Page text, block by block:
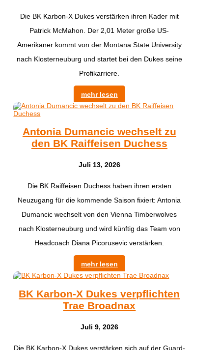
Die BK Karbon-X Dukes verstärken ihren Kader mit
Patrick McMahon. Der 2,01 Meter große US-
Amerikaner kommt von der Montana State University
nach Klosterneuburg und startet bei den Dukes seine
Profikarriere.
mehr lesen
Antonia Dumancic wechselt zu
den BK Raiffeisen Duchess
Juli 13, 2026
Die BK Raiffeisen Duchess haben ihren ersten
Neuzugang für die kommende Saison fixiert: Antonia
Dumancic wechselt von den Vienna Timberwolves
nach Klosterneuburg und wird künftig das Team von
Headcoach Diana Picorusevic verstärken.
mehr lesen
BK Karbon-X Dukes verpflichten
Trae Broadnax
Juli 9, 2026
Die BK Karbon-X Dukes verstärken sich auf der Guard-